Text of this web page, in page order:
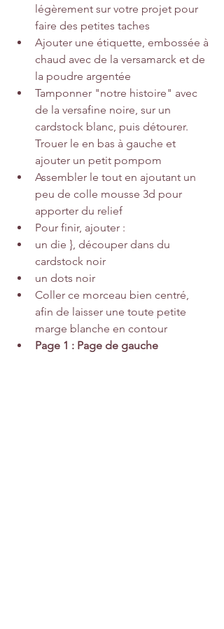
légèrement sur votre projet pour
faire des petites taches
Ajouter une étiquette, embossée à
chaud avec de la versamarck et de
la poudre argentée
Tamponner "notre histoire" avec
de la versafine noire, sur un
cardstock blanc, puis détourer.
Trouer le en bas à gauche et
ajouter un petit pompom
Assembler le tout en ajoutant un
peu de colle mousse 3d pour
apporter du relief
Pour finir, ajouter :
un die }, découper dans du
cardstock noir
un dots noir
Coller ce morceau bien centré,
afin de laisser une toute petite
marge blanche en contour
Page 1 : Page de gauche